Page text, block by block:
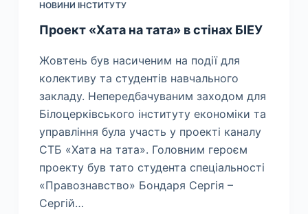
НОВИНИ ІНСТИТУТУ
Проект «Хата на тата» в стінах БІЕУ
Жовтень був насиченим на події для
колективу та студентів навчального
закладу. Непередбачуваним заходом для
Білоцерківського інституту економіки та
управління була участь у проекті каналу
СТБ «Хата на тата». Головним героєм
проекту був тато студента спеціальності
«Правознавство» Бондаря Сергія –
Сергій…